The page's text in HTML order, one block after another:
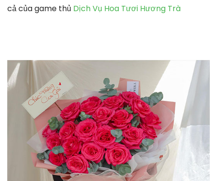
cả của game thủ Dịch Vụ Hoa Tươi Hương Trà